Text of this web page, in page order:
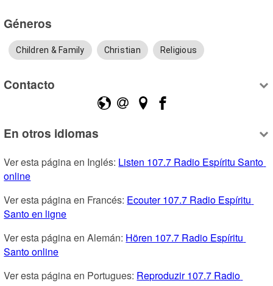
Géneros
Children & Family Christian Religious
Contacto
En otros idiomas
Ver esta página en Inglés: Listen 107.7 Radio Espíritu Santo
online
Ver esta página en Francés: Ecouter 107.7 Radio Espíritu
Santo en ligne
Ver esta página en Alemán: Hören 107.7 Radio Espíritu
Santo online
Ver esta página en Portugues: Reproduzir 107.7 Radio